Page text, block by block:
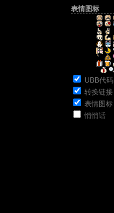
表情图标
UBB代码
转换链接
表情图标
悄悄话